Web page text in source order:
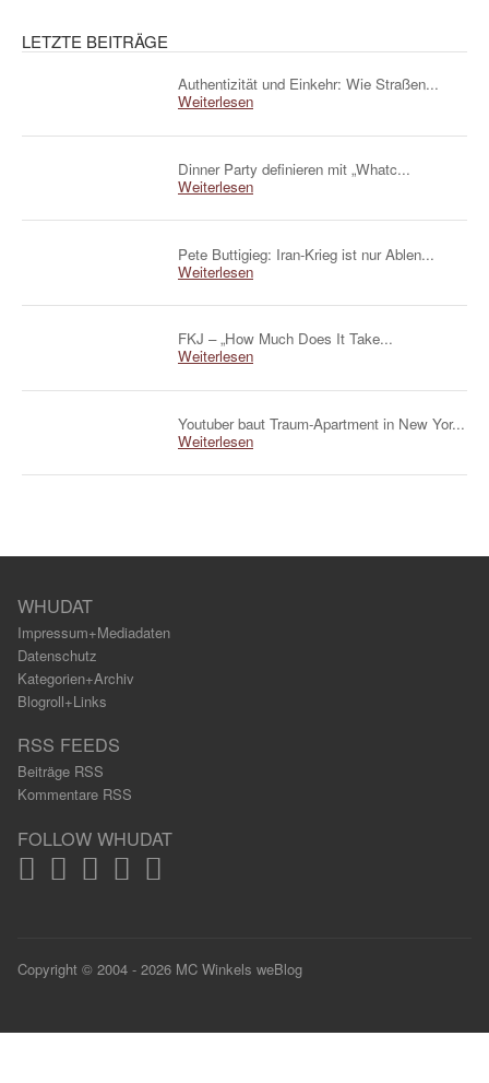
LETZTE BEITRÄGE
Authentizität und Einkehr: Wie Straßen...
Weiterlesen
Dinner Party definieren mit „Whatc...
Weiterlesen
Pete Buttigieg: Iran-Krieg ist nur Ablen...
Weiterlesen
FKJ – „How Much Does It Take...
Weiterlesen
Youtuber baut Traum-Apartment in New Yor...
Weiterlesen
WHUDAT
Impressum+Mediadaten
Datenschutz
Kategorien+Archiv
Blogroll+Links
RSS FEEDS
Beiträge RSS
Kommentare RSS
FOLLOW WHUDAT
Copyright © 2004 - 2026 MC Winkels weBlog